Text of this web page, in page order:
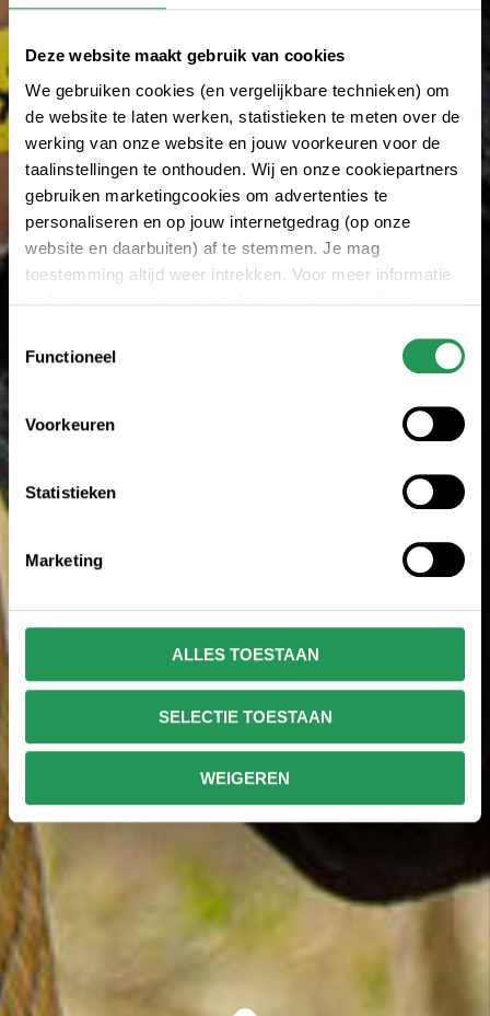
Deze website maakt gebruik van cookies
We gebruiken cookies (en vergelijkbare technieken) om
de website te laten werken, statistieken te meten over de
werking van onze website en jouw voorkeuren voor de
taalinstellingen te onthouden. Wij en onze cookiepartners
gebruiken marketingcookies om advertenties te
personaliseren en op jouw internetgedrag (op onze
website en daarbuiten) af te stemmen. Je mag
toestemming altijd weer intrekken. Voor meer informatie
Functioneel
Voorkeuren
Statistieken
Marketing
ALLES TOESTAAN
SELECTIE TOESTAAN
WEIGEREN